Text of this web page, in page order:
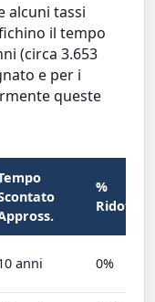
alcuni tassi
il tempo
(circa 3.653
e per i
queste
%
Ridotta
anni 0%